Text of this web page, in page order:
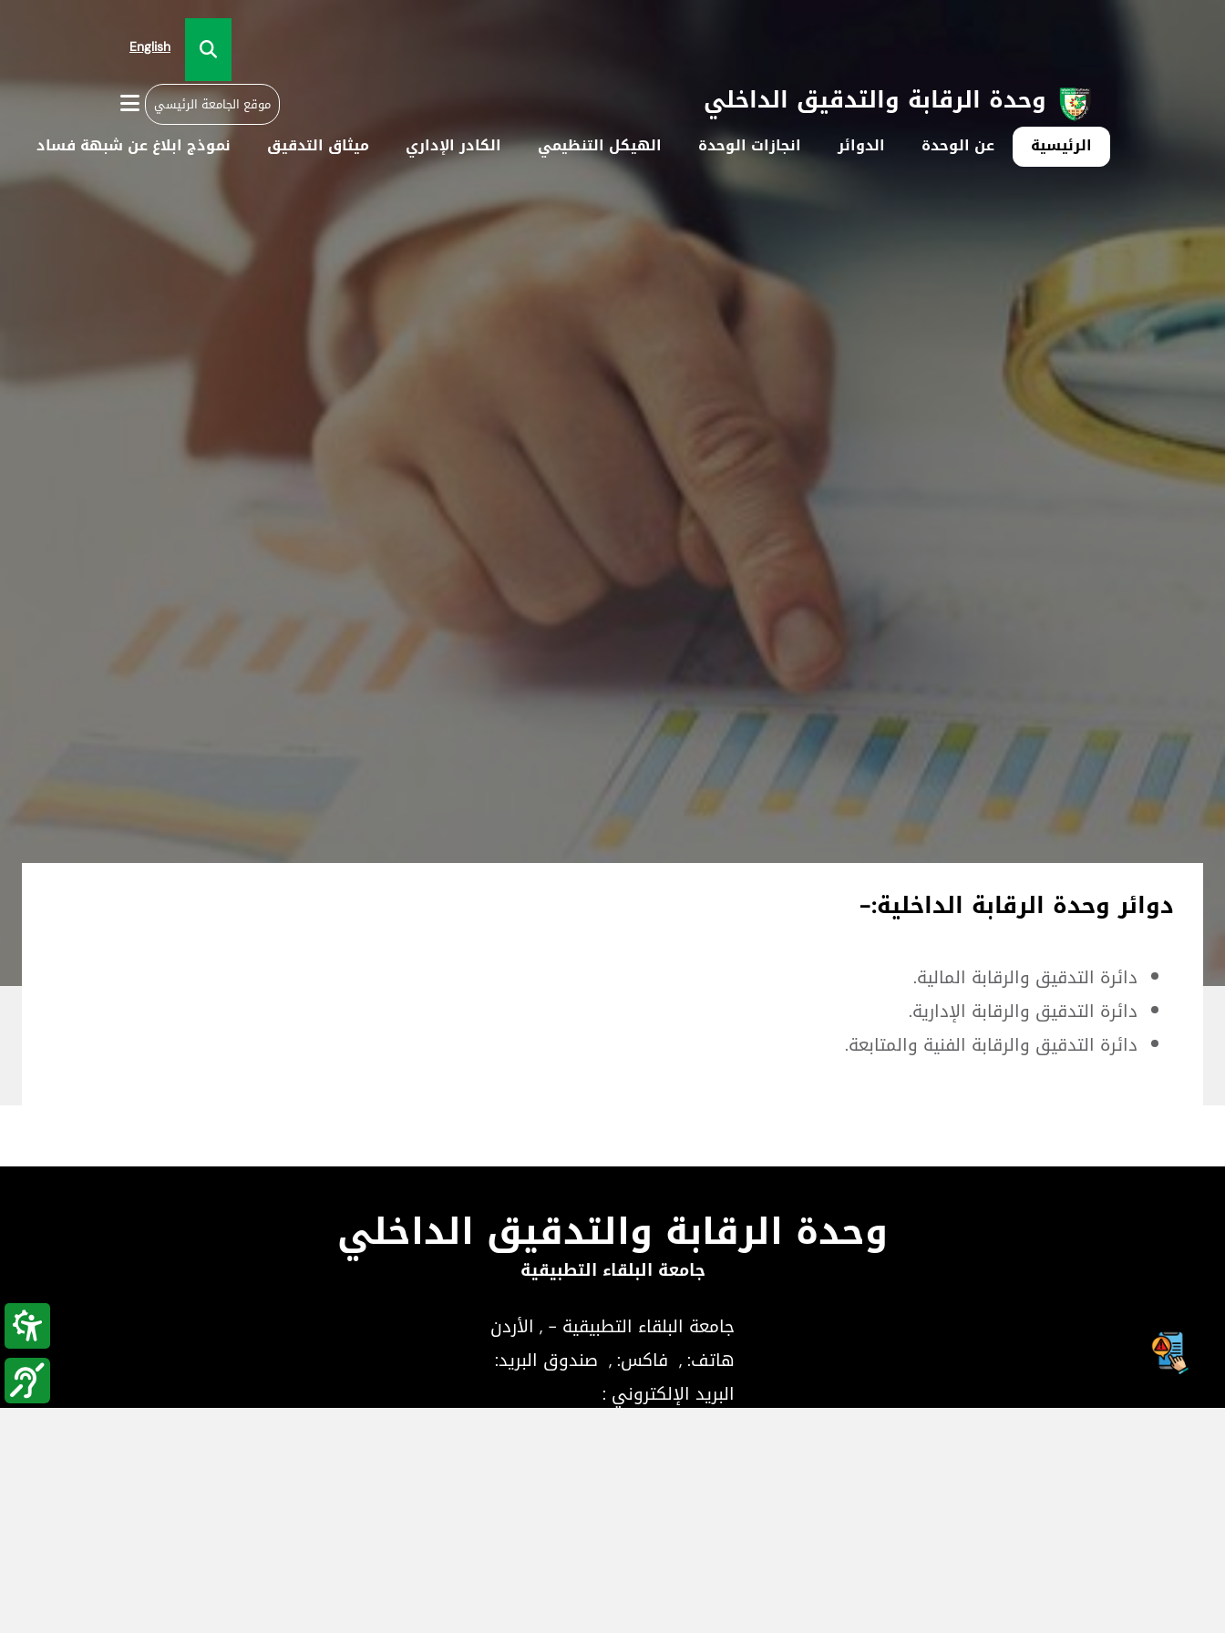
English
وحدة الرقابة والتدقيق الداخلي موقع الجامعة الرئيسي
الرئيسية عن الوحدة الدوائر انجازات الوحدة الهيكل التنظيمي الكادر الإداري ميثاق التدقيق نموذج ابلاغ عن شبهة فساد
دوائر وحدة الرقابة الداخلية:-
دائرة التدقيق والرقابة المالية.
دائرة التدقيق والرقابة الإدارية.
دائرة التدقيق والرقابة الفنية والمتابعة.
وحدة الرقابة والتدقيق الداخلي
جامعة البلقاء التطبيقية
جامعة البلقاء التطبيقية - , الأردن
هاتف:, فاكس:, صندوق البريد:
البريد الإلكتروني :